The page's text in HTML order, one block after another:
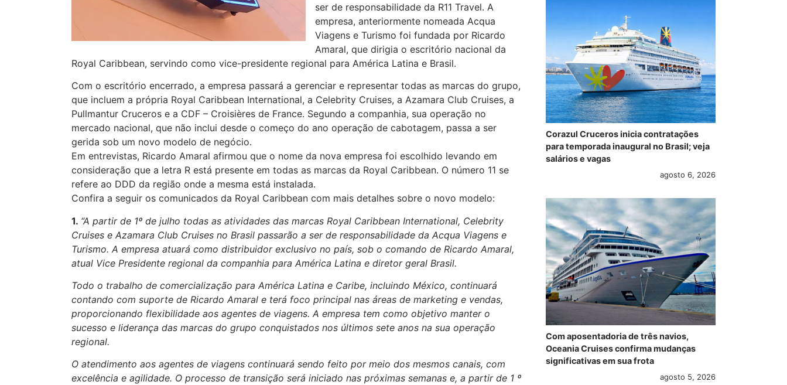
ser de responsabilidade da R11 Travel. A
empresa, anteriormente nomeada Acqua
Viagens e Turismo foi fundada por Ricardo
Amaral, que dirigia o escritório nacional da
Royal Caribbean, servindo como vice-presidente regional para América Latina e Brasil.
Com o escritório encerrado, a empresa passará a gerenciar e representar todas as marcas do grupo,
que incluem a própria Royal Caribbean International, a Celebrity Cruises, a Azamara Club Cruises, a
Pullmantur Cruceros e a CDF – Croisières de France. Segundo a companhia, sua operação no
mercado nacional, que não inclui desde o começo do ano operação de cabotagem, passa a ser
gerida sob um novo modelo de negócio.
Em entrevistas, Ricardo Amaral afirmou que o nome da nova empresa foi escolhido levando em
consideração que a letra R está presente em todas as marcas da Royal Caribbean. O número 11 se
refere ao DDD da região onde a mesma está instalada.
Confira a seguir os comunicados da Royal Caribbean com mais detalhes sobre o novo modelo:
1. “A partir de 1º de julho todas as atividades das marcas Royal Caribbean International, Celebrity
Cruises e Azamara Club Cruises no Brasil passarão a ser de responsabilidade da Acqua Viagens e
Turismo. A empresa atuará como distribuidor exclusivo no país, sob o comando de Ricardo Amaral,
atual Vice Presidente regional da companhia para América Latina e diretor geral Brasil.
Todo o trabalho de comercialização para América Latina e Caribe, incluindo México, continuará
contando com suporte de Ricardo Amaral e terá foco principal nas áreas de marketing e vendas,
proporcionando flexibilidade aos agentes de viagens. A empresa tem como objetivo manter o
sucesso e liderança das marcas do grupo conquistados nos últimos sete anos na sua operação
regional.
O atendimento aos agentes de viagens continuará sendo feito por meio dos mesmos canais, com
excelência e agilidade. O processo de transição será iniciado nas próximas semanas e, a partir de 1 º
Corazul Cruceros inicia contratações
para temporada inaugural no Brasil; veja
salários e vagas
agosto 6, 2026
Com aposentadoria de três navios,
Oceania Cruises confirma mudanças
significativas em sua frota
agosto 5, 2026